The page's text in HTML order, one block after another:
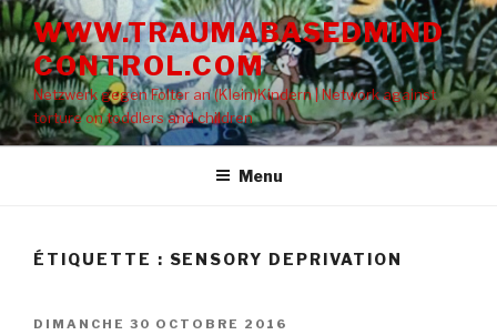
Aller
au
contenu
principal
WWW.TRAUMABASEDMIND
CONTROL.COM
Netzwerk gegen Folter an (Klein)Kindern | Network against
torture on toddlers and children
Menu
ÉTIQUETTE : SENSORY DEPRIVATION
PUBLIÉ
DIMANCHE 30 OCTOBRE 2016